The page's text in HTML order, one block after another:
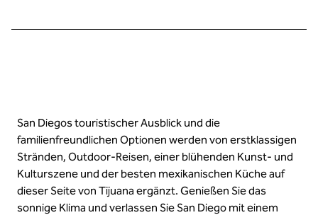
San Diegos touristischer Ausblick und die
familienfreundlichen Optionen werden von erstklassigen
Stränden, Outdoor-Reisen, einer blühenden Kunst- und
Kulturszene und der besten mexikanischen Küche auf
dieser Seite von Tijuana ergänzt. Genießen Sie das
sonnige Klima und verlassen Sie San Diego mit einem